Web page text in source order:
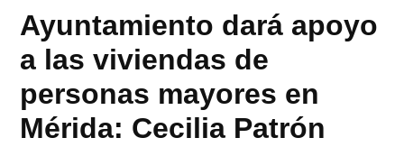
Ayuntamiento dará apoyo
a las viviendas de
personas mayores en
Mérida: Cecilia Patrón